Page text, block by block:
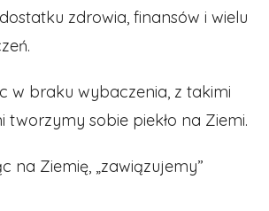
zdrowia, finansów i wielu
w braku wybaczenia, z takimi
tworzymy sobie piekło na Ziemi.
na Ziemię, „zawiązujemy”